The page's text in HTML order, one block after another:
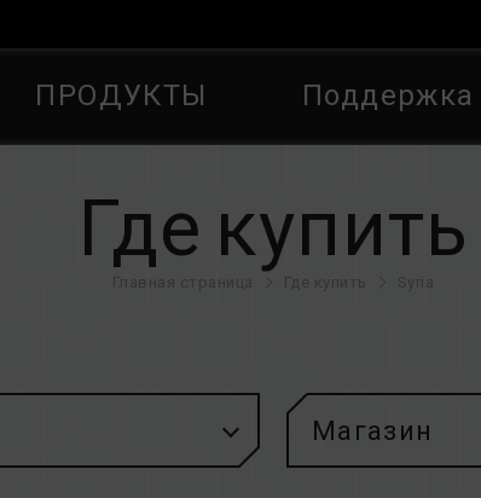
ПРОДУКТЫ Поддержка
Где купить
Главная страница Где купить
Магазин